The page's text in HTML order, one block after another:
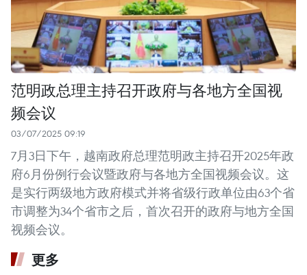
范明政总理主持召开政府与各地方全国视
频会议
03/07/2025 09:19
7月3日下午，越南政府总理范明政主持召开2025年政
府6月份例行会议暨政府与各地方全国视频会议。这
是实行两级地方政府模式并将省级行政单位由63个省
市调整为34个省市之后，首次召开的政府与地方全国
视频会议。
更多